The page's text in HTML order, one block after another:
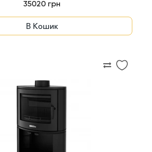
35020 грн
В Кошик